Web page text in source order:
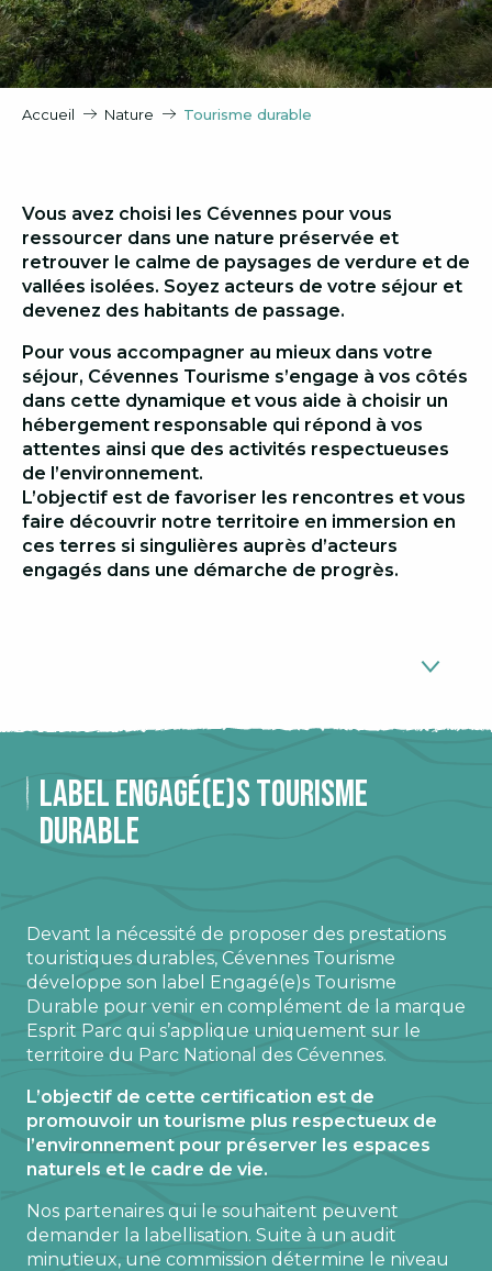
Accueil Nature Tourisme durable
Vous avez choisi les Cévennes pour vous
ressourcer dans une nature préservée et
retrouver le calme de paysages de verdure et de
vallées isolées. Soyez acteurs de votre séjour et
devenez des habitants de passage.
Pour vous accompagner au mieux dans votre
séjour, Cévennes Tourisme s’engage à vos côtés
dans cette dynamique et vous aide à choisir un
hébergement responsable qui répond à vos
attentes ainsi que des activités respectueuses
de l’environnement.
L’objectif est de favoriser les rencontres et vous
faire découvrir notre territoire en immersion en
ces terres si singulières auprès d’acteurs
engagés dans une démarche de progrès.
2 Mobilité
Produits du terroir
5 Les parcs et jardins
6 Faune sauvage
Label Engagé(e)s Tourisme
Durable
Devant la nécessité de proposer des prestations
touristiques durables, Cévennes Tourisme
développe son label Engagé(e)s Tourisme
Durable pour venir en complément de la marque
Esprit Parc qui s’applique uniquement sur le
territoire du Parc National des Cévennes.
L’objectif de cette certification est de
promouvoir un tourisme plus respectueux de
l’environnement pour préserver les espaces
naturels et le cadre de vie.
Nos partenaires qui le souhaitent peuvent
demander la labellisation. Suite à un audit
minutieux, une commission détermine le niveau